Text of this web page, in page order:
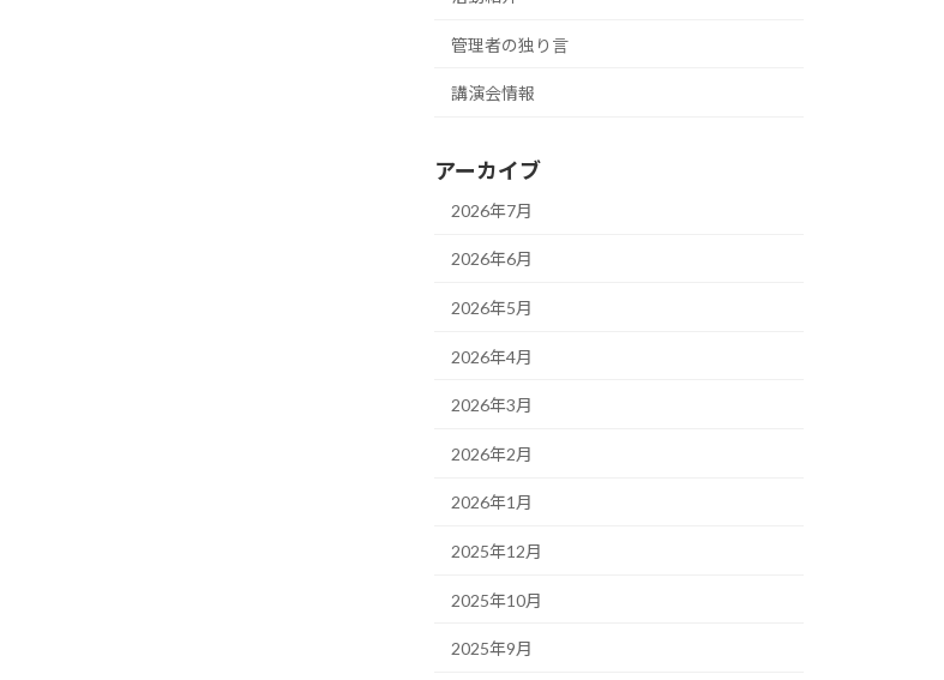
管理者の独り言
講演会情報
アーカイブ
2026年7月
2026年6月
2026年5月
2026年4月
2026年3月
2026年2月
2026年1月
2025年12月
2025年10月
2025年9月